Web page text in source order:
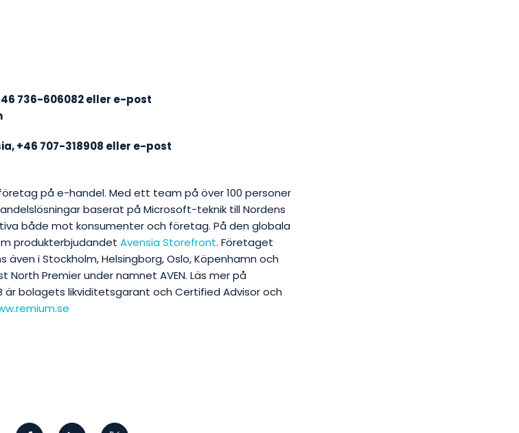
736-606082 eller e-post
+46 707-318908 eller e-post
på e-handel. Med ett team på över 100 personer
baserat på Microsoft-teknik till Nordens
både mot konsumenter och företag. På den globala
produkterbjudandet Avensia Storefront. Företaget
även i Stockholm, Helsingborg, Oslo, Köpenhamn och
North Premier under namnet AVEN. Läs mer på
är bolagets likviditetsgarant och Certified Advisor och